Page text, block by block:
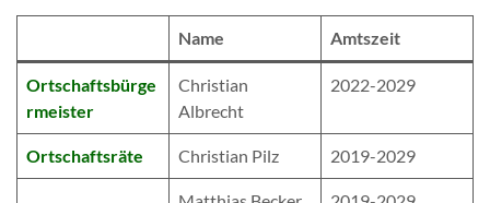
Name Amtszeit
Ortschaftsbürge
rmeister
Christian
Albrecht
2022-2029
Ortschaftsräte Christian Pilz 2019-2029